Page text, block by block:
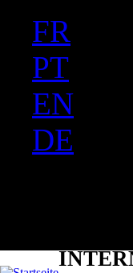
FR
PT
EN
DE